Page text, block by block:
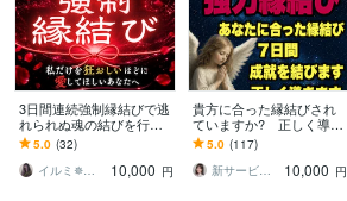
3日間連続強制縁結びで逃
れられぬ魂の結びを行い
ます 【縁封波動「縛」】
私だけを狂おしいほどに
愛してほしいあなたへ
5.0 (32)
イルミ✵封眼霊視師
10,000 円
貴方に合った縁結びされ
ていますか? 正しく導き
ます 7日連続縁結び 新縁
結び登場 進化し続ける施
術
5.0 (117)
新サービス出品 恋愛鑑定施術師 秋 琴音
10,000 円